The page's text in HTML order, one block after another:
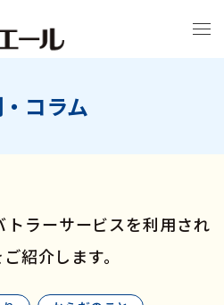
コラム
ラーサービスを利用され
紹介します。